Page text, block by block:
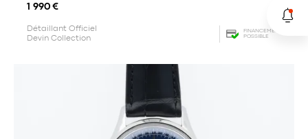
1 990 €
Détaillant Officiel
Devin Collection
FINANCEMENT
POSSIBLE